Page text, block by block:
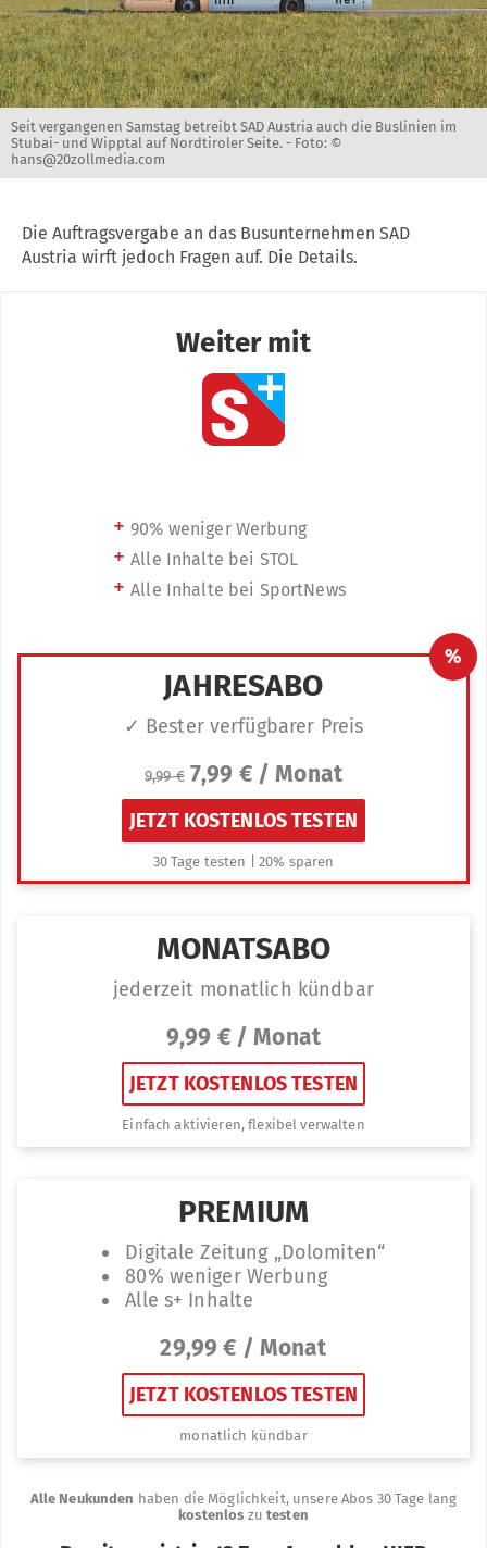
Seit vergangenen Samstag betreibt SAD Austria auch die Buslinien im
Stubai- und Wipptal auf Nordtiroler Seite. - Foto: ©
hans@20zollmedia.com
Die Auftragsvergabe an das Busunternehmen SAD
Austria wirft jedoch Fragen auf. Die Details.